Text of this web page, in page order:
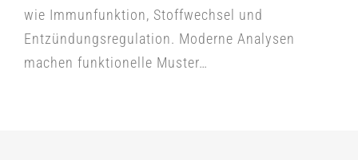
FAQ
BLOG
wie Immunfunktion, Stoffwechsel und
Entzündungsregulation. Moderne Analysen
machen funktionelle Muster…